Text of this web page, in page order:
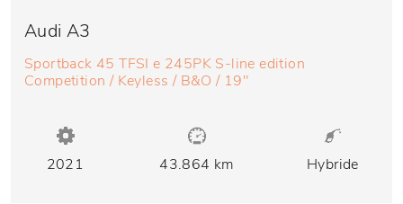
Audi A3
Sportback 45 TFSI e 245PK S-line edition
Competition / Keyless / B&O / 19"
2021 43.864 km Hybride